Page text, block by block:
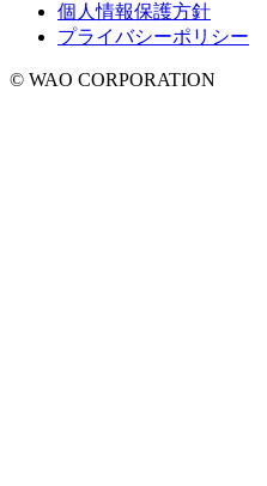
個人情報保護方針
プライバシーポリシー
© WAO CORPORATION